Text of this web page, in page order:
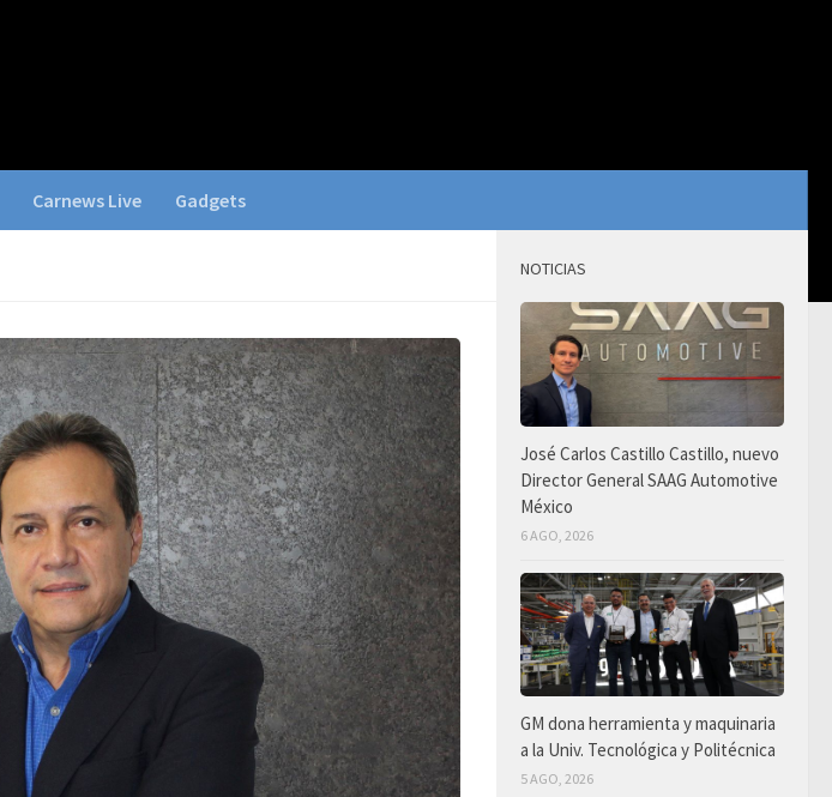
Carnews Live Gadgets
NOTICIAS
José Carlos Castillo Castillo, nuevo
Director General SAAG Automotive
México
6 AGO, 2026
GM dona herramienta y maquinaria
a la Univ. Tecnológica y Politécnica
5 AGO, 2026